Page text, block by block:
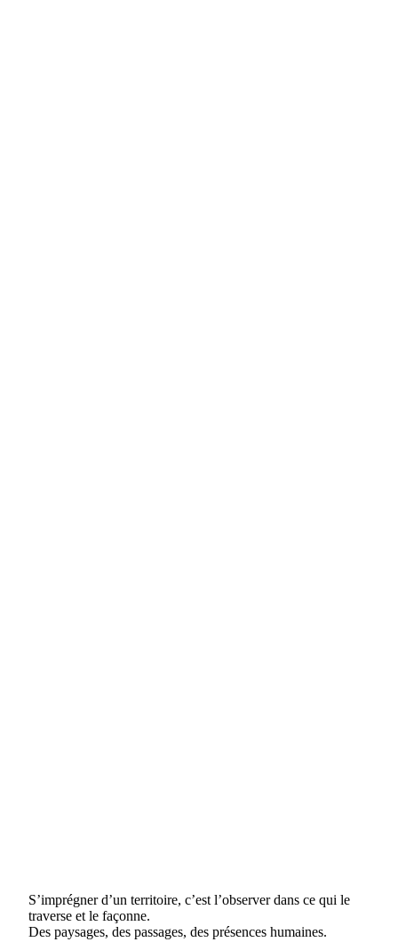
S’imprégner d’un territoire, c’est l’observer dans ce qui le
traverse et le façonne.
Des paysages, des passages, des présences humaines.